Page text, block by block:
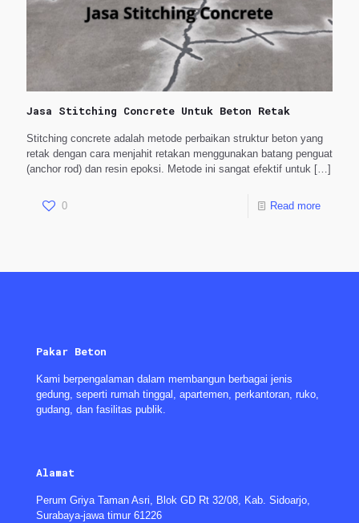
Jasa Stitching Concrete Untuk Beton Retak
Stitching concrete adalah metode perbaikan struktur beton yang
retak dengan cara menjahit retakan menggunakan batang penguat
(anchor rod) dan resin epoksi. Metode ini sangat efektif untuk […]
0 Read more
Pakar Beton
Kami berpengalaman dalam membangun berbagai jenis
gedung, seperti rumah tinggal, apartemen, perkantoran, ruko,
gudang, dan fasilitas publik.
Alamat
Perum Griya Taman Asri, Blok GD Rt 32/08, Kab. Sidoarjo,
Surabaya-jawa timur 61226